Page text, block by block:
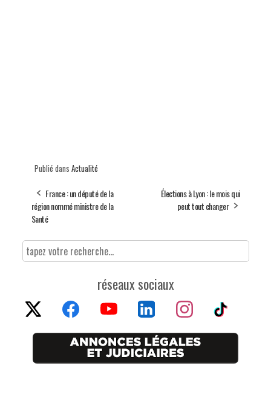
Publié dans Actualité
France : un député de la
région nommé ministre de la
Santé
Élections à Lyon : le mois qui
peut tout changer
réseaux sociaux